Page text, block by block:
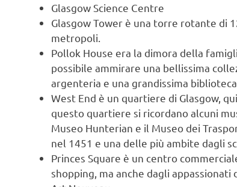
Glasgow Science Centre
Glasgow Tower è una torre rotante di
metropoli.
Pollok House era la dimora della
possibile ammirare una bellissima
argenteria e una grandissima biblioteca.
West End è un quartiere di Glasgow,
questo quartiere si ricordano alcuni
Museo Hunterian e il Museo dei
nel 1451 e una delle più ambite dagli
Princes Square è un centro
shopping, ma anche dagli